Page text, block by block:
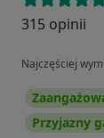
315 opinii
Najczęściej
Przyjazny